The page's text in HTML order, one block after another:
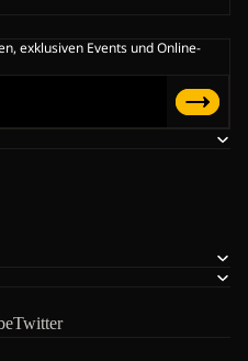
Twitter
exklusiven Events und Online-